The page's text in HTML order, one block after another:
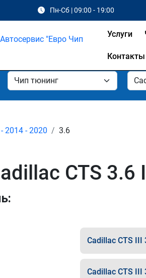
Пн-Сб | 09:00 - 19:00
Услуги
Контакты
- 2014 - 2020 3.6
CTS 3.6
Cadillac CTS III
Cadillac CTS III